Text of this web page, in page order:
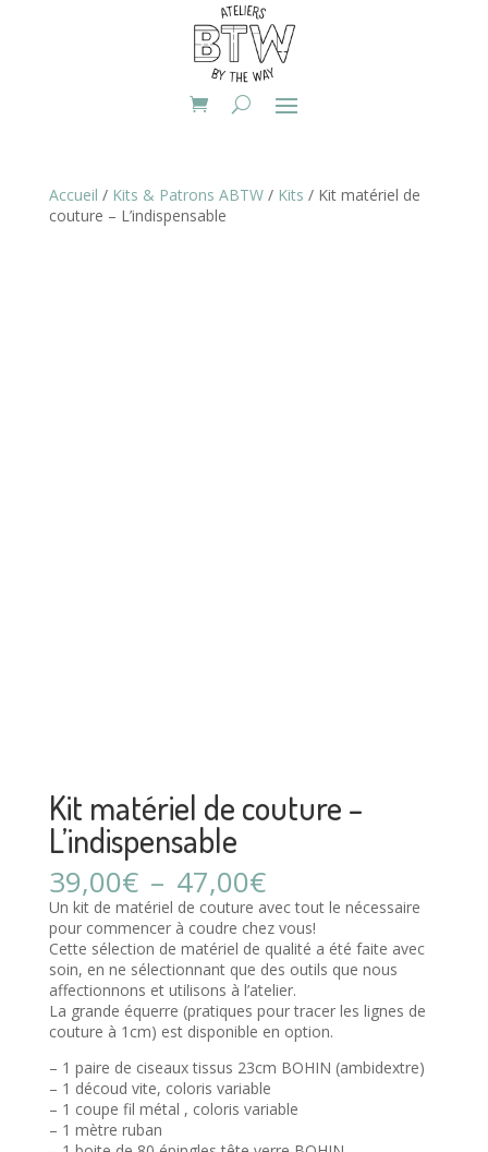
Accueil / Kits & Patrons ABTW/ Kits / Kit matériel de
couture – L’indispensable
Kit matériel de couture –
L’indispensable
39,00€ – 47,00€Plage
de
prix :
39,00€
à
47,00€
Un kit de matériel de couture avec tout le nécessaire
pour commencer à coudre chez vous!
Cette sélection de matériel de qualité a été faite avec
soin, en ne sélectionnant que des outils que nous
affectionnons et utilisons à l’atelier.
La grande équerre (pratiques pour tracer les lignes de
couture à 1cm) est disponible en option.
– 1 paire de ciseaux tissus 23cm BOHIN (ambidextre)
– 1 découd vite, coloris variable
– 1 coupe fil métal , coloris variable
– 1 mètre ruban